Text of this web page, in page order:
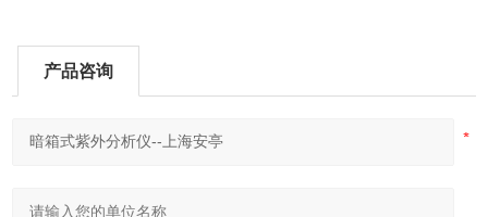
产品咨询